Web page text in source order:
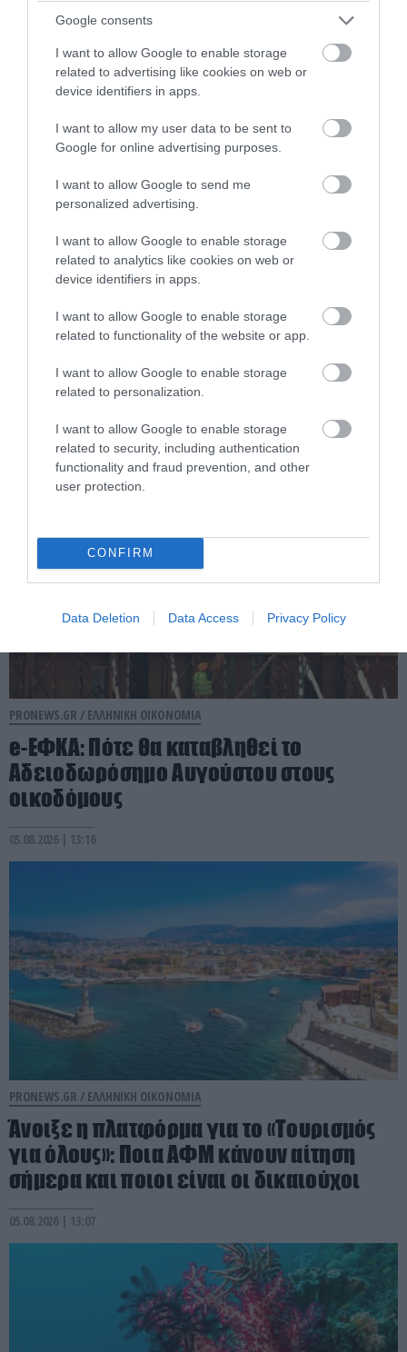
Google consents
I want to allow Google to enable storage
related to advertising like cookies on web or
device identifiers in apps.
I want to allow my user data to be sent to
Google for online advertising purposes.
I want to allow Google to send me
personalized advertising.
I want to allow Google to enable storage
related to analytics like cookies on web or
device identifiers in apps.
I want to allow Google to enable storage
related to functionality of the website or app.
I want to allow Google to enable storage
related to personalization.
I want to allow Google to enable storage
related to security, including authentication
functionality and fraud prevention, and other
user protection.
CONFIRM
Data Deletion Data Access Privacy Policy
εξαγωγές και ο τουρισμός… αυξάνουν το
έλλειμμα γιατί εκτοξεύουν τις
εισαγωγές!
05.08.2026 | 19:04
Jumbo: Από την εξυπηρέτηση… στη
05.08.2026 | 14:08
PRONEWS.GR / ΕΛΛΗΝΙΚΗ ΟΙΚΟΝΟΜΙΑ
e-ΕΦΚΑ: Πότε θα καταβληθεί το
Αδειοδωρόσημο Αυγούστου στους
οικοδόμους
05.08.2026 | 13:16
PRONEWS.GR / ΕΛΛΗΝΙΚΗ ΟΙΚΟΝΟΜΙΑ
Άνοιξε η πλατφόρμα για το «Τουρισμός
για όλους»: Ποια ΑΦΜ κάνουν αίτηση
σήμερα και ποιοι είναι οι δικαιούχοι
05.08.2026 | 13:07